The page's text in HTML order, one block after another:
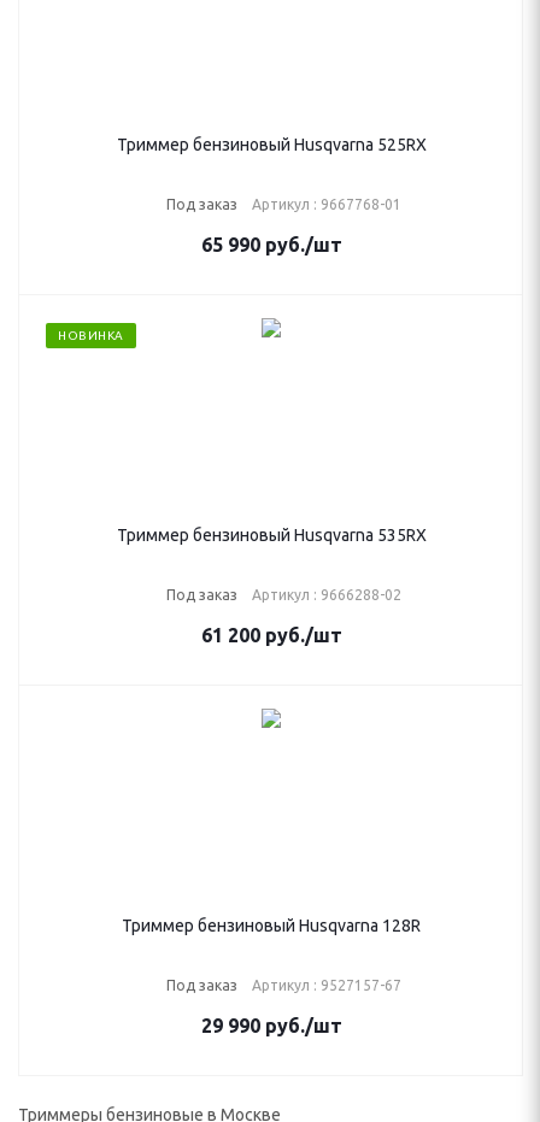
Триммер бензиновый Husqvarna 525RX
Под заказ Артикул : 9667768-01
65 990руб./шт
НОВИНКА
Триммер бензиновый Husqvarna 535RX
Под заказ Артикул : 9666288-02
61 200руб./шт
Триммер бензиновый Husqvarna 128R
Под заказ Артикул : 9527157-67
29 990руб./шт
Триммеры бензиновые в Москве